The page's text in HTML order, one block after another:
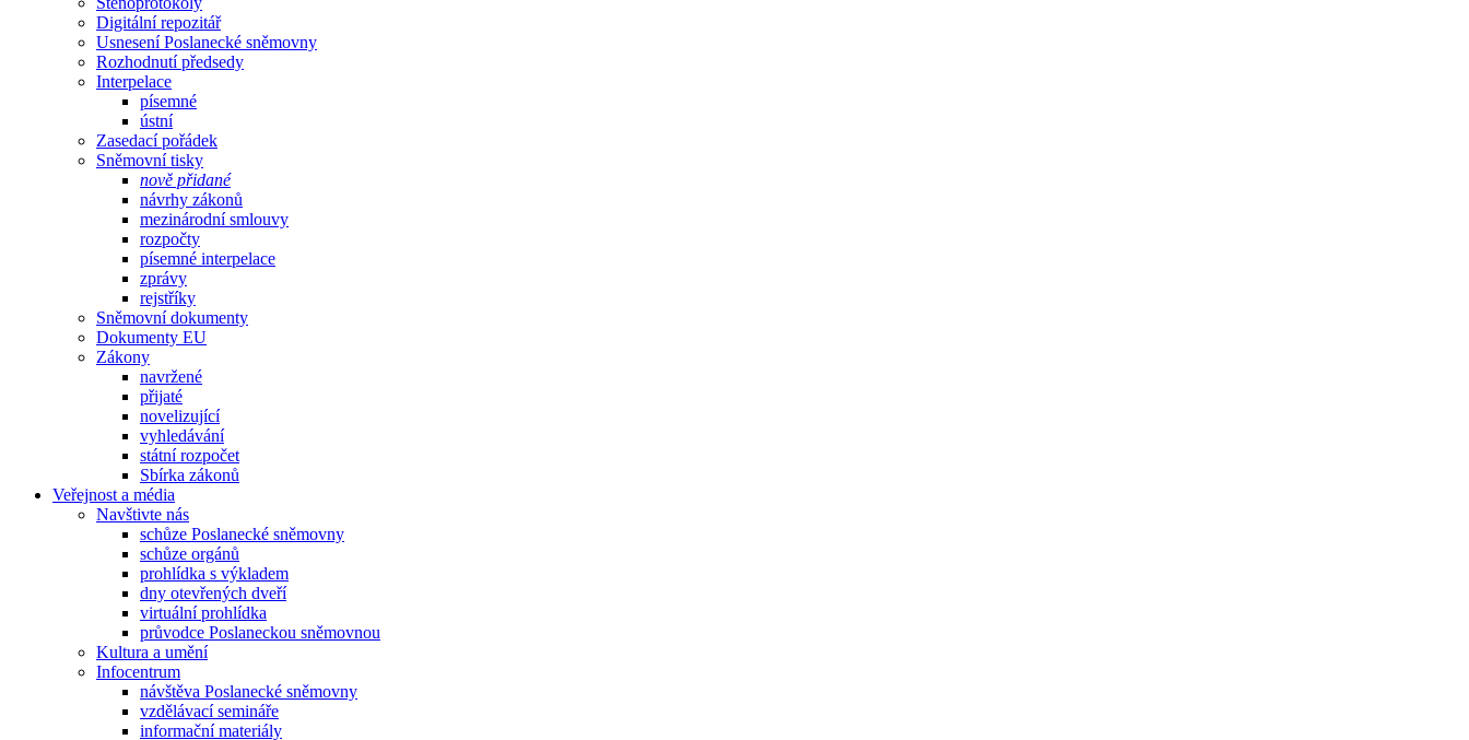
Digitální repozitář
Usnesení Poslanecké sněmovny
Rozhodnutí předsedy
Interpelace
písemné
ústní
Zasedací pořádek
Sněmovní tisky
nově přidané
návrhy zákonů
mezinárodní smlouvy
rozpočty
písemné interpelace
zprávy
rejstříky
Sněmovní dokumenty
Dokumenty EU
Zákony
navržené
přijaté
novelizující
vyhledávání
státní rozpočet
Sbírka zákonů
Veřejnost a média
Navštivte nás
schůze Poslanecké sněmovny
schůze orgánů
prohlídka s výkladem
dny otevřených dveří
virtuální prohlídka
průvodce Poslaneckou sněmovnou
Kultura a umění
Infocentrum
návštěva Poslanecké sněmovny
vzdělávací semináře
informační materiály